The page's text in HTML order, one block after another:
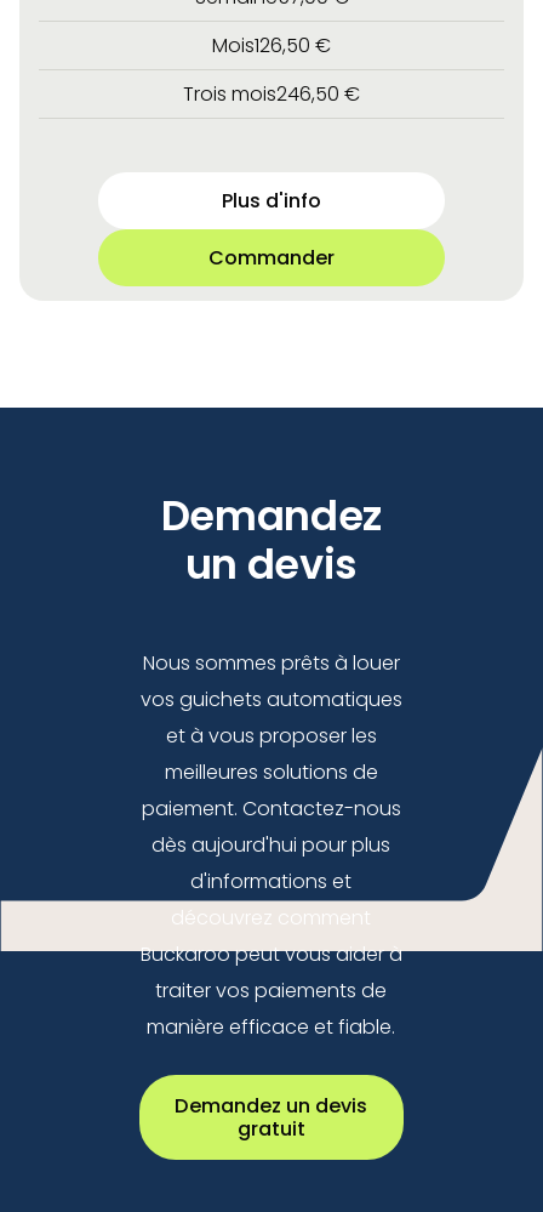
Mois126,50 €
Trois mois246,50 €
Plus d'info
Commander
Demandez
un devis
Nous sommes prêts à louer
vos guichets automatiques
et à vous proposer les
meilleures solutions de
paiement. Contactez-nous
dès aujourd'hui pour plus
d'informations et
découvrez comment
Buckaroo peut vous aider à
traiter vos paiements de
manière efficace et fiable.
Demandez un devis
gratuit